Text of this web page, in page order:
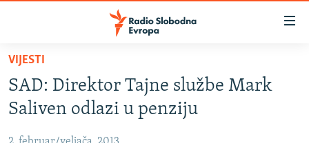
Pređite
glavni
sadržaj
BOSNA I HERCEGOVINA
VIJESTI
SAD: Direktor Tajne službe Mark
Saliven odlazi u penziju